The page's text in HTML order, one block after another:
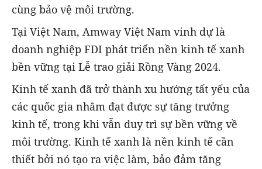
cùng bảo vệ môi trường.
Tại Việt Nam, Amway Việt Nam vinh dự là
doanh nghiệp FDI phát triển nền kinh tế xanh
bền vững tại Lễ trao giải Rồng Vàng 2024.
Kinh tế xanh đã trở thành xu hướng tất yếu của
các quốc gia nhằm đạt được sự tăng trưởng
kinh tế, trong khi vẫn duy trì sự bền vững về
môi trường. Kinh tế xanh là nền kinh tế cần
thiết bởi nó tạo ra việc làm, bảo đảm tăng